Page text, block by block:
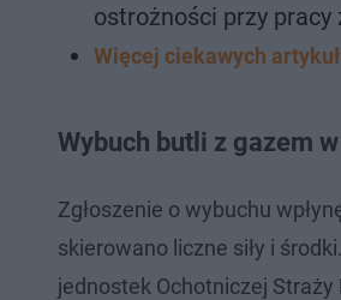
ostrożności przy
Więcej ciekawych
Wybuch butli z gazem
Zgłoszenie o wybuchu
skierowano liczne siły i
jednostek Ochotniczej